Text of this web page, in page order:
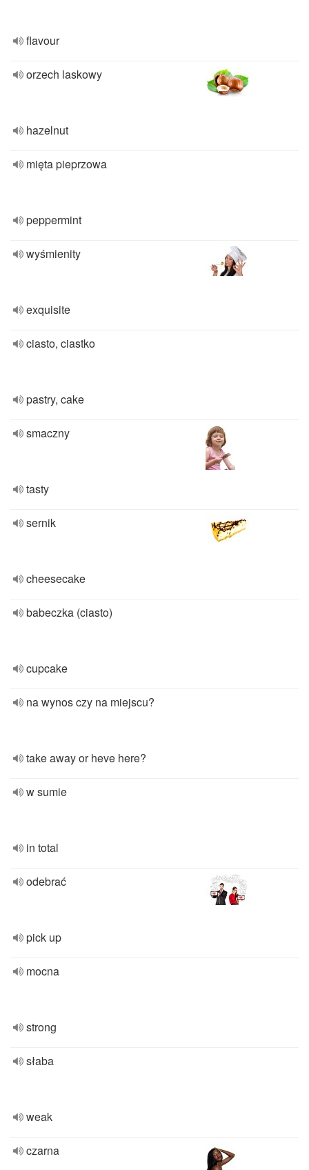
flavour
orzech laskowy
hazelnut
mięta pieprzowa
peppermint
wyśmienity
exquisite
ciasto, ciastko
pastry, cake
smaczny
tasty
sernik
cheesecake
babeczka (ciasto)
cupcake
na wynos czy na miejscu?
take away or heve here?
w sumie
in total
odebrać
pick up
mocna
strong
słaba
weak
czarna